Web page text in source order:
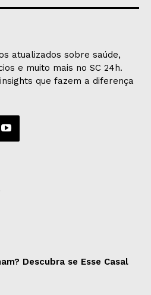
atualizados sobre saúde,
e muito mais no SC 24h.
que fazem a diferença
Descubra se Esse Casal